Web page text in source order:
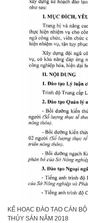
KẾ HOẠC ĐÀO TẠO CÁN
THỦY SẢN NĂM 2018